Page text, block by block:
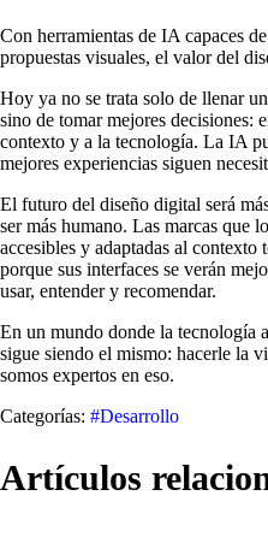
Con herramientas de IA capaces
propuestas visuales, el valor del
Hoy ya no se trata solo de llenar
sino de tomar mejores decisiones:
contexto y a la tecnología. La IA
mejores experiencias siguen
El futuro del diseño digital será
ser más humano. Las marcas que
accesibles y adaptadas al
porque sus interfaces se verán
usar, entender y recomendar.
En un mundo donde la tecnología
sigue siendo el mismo: hacerle la
somos expertos en eso.
Categorías: #Desarrollo
Artículos